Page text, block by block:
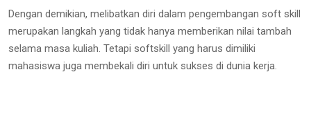
Dengan demikian, melibatkan diri dalam pengembangan soft skill
merupakan langkah yang tidak hanya memberikan nilai tambah
selama masa kuliah. Tetapi softskill yang harus dimiliki
mahasiswa juga membekali diri untuk sukses di dunia kerja.